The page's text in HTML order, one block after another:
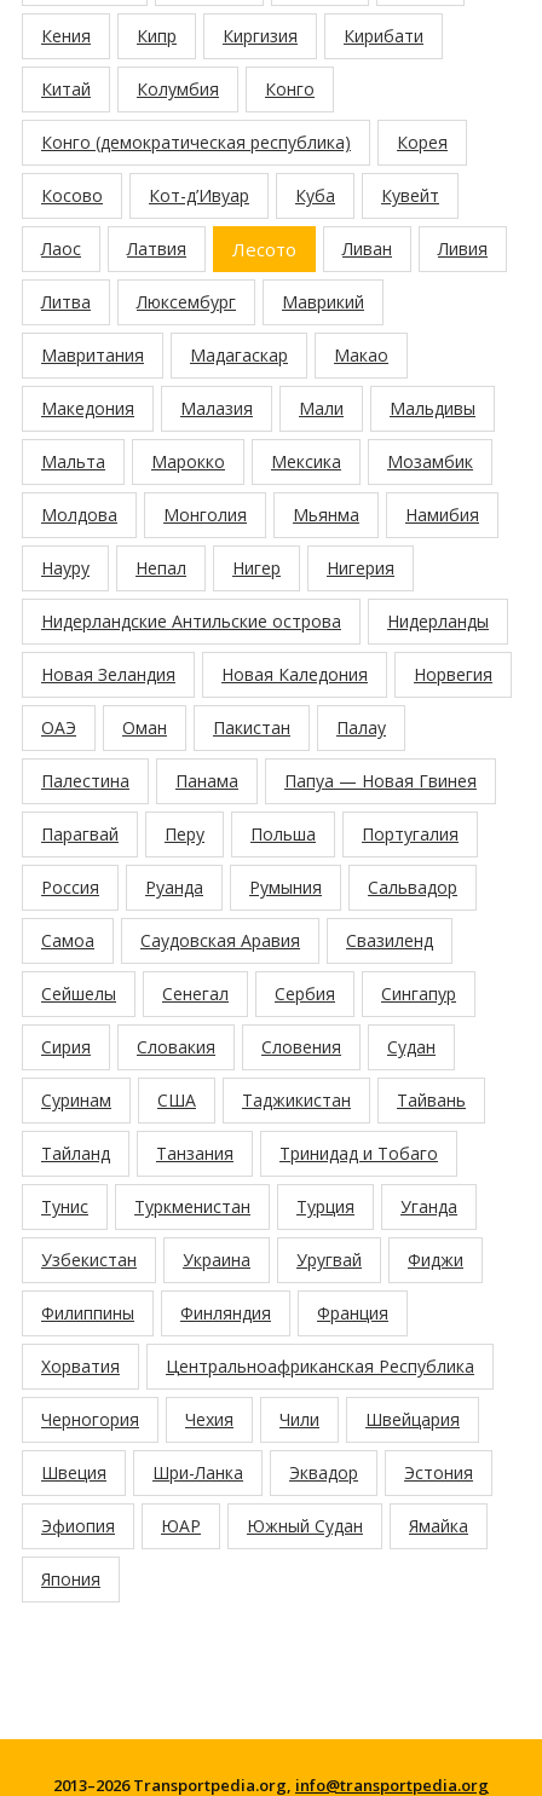
Кения Кипр Киргизия Кирибати
Китай Колумбия Конго
Конго (демократическая республика) Корея
Косово Кот-д’Ивуар Куба Кувейт
Лаос Латвия Лесото Ливан Ливия
Литва Люксембург Маврикий
Мавритания Мадагаскар Макао
Македония Малазия Мали Мальдивы
Мальта Марокко Мексика Мозамбик
Молдова Монголия Мьянма Намибия
Науру Непал Нигер Нигерия
Нидерландские Антильские острова Нидерланды
Новая Зеландия Новая Каледония Норвегия
ОАЭ Оман Пакистан Палау
Палестина Панама Папуа — Новая Гвинея
Парагвай Перу Польша Португалия
Россия Руанда Румыния Сальвадор
Самоа Саудовская Аравия Свазиленд
Сейшелы Сенегал Сербия Сингапур
Сирия Словакия Словения Судан
Суринам США Таджикистан Тайвань
Тайланд Танзания Тринидад и Тобаго
Тунис Туркменистан Турция Уганда
Узбекистан Украина Уругвай Фиджи
Филиппины Финляндия Франция
Хорватия Центральноафриканская Республика
Черногория Чехия Чили Швейцария
Швеция Шри-Ланка Эквадор Эстония
Эфиопия ЮАР Южный Судан Ямайка
Япония
2013–2026 Transportpedia.org, info@transportpedia.org